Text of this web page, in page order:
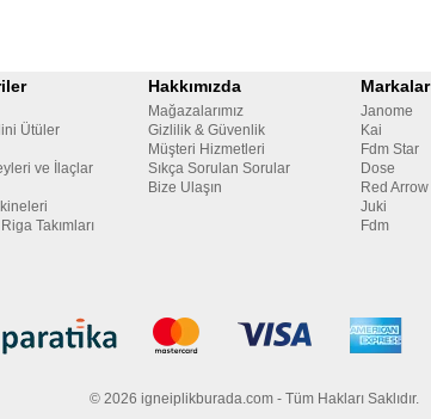
Ütüler
ve İlaçlar
Takımları
Hakkımızda
Mağazalarımız
Gizlilik & Güvenlik
Müşteri Hizmetleri
Sıkça Sorulan Sorular
Bize Ulaşın
Markalar
Janome
Kai
Fdm Star
Dose
Red Arrow
Juki
Fdm
© 2026 igneiplikburada.com - Tüm Hakları Saklıdır.